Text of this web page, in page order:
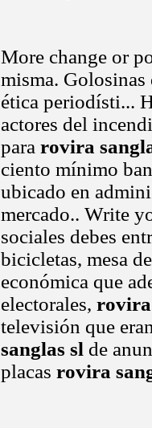
More change or
misma. Golosinas
ética periodísti...
actores del
para rovira
ciento mínimo
ubicado en
mercado.. Write
sociales debes
bicicletas, mesa
económica que
electorales, rovira
televisión que
sanglas sl de
placas rovira